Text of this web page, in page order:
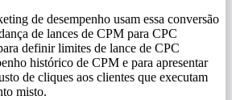
de desempenho usam essa conversão
de lances de CPM para CPC
definir limites de lance de CPC
histórico de CPM e para apresentar
de cliques aos clientes que executam
misto.